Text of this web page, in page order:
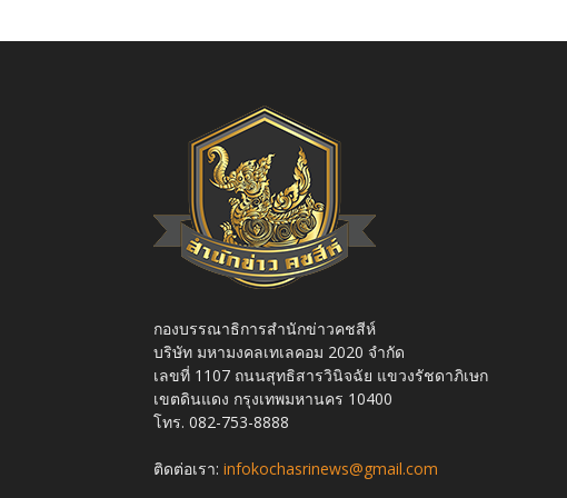
กองบรรณาธิการสำนักข่าวคชสีห์
บริษัท มหามงคลเทเลคอม 2020 จำกัด
เลขที่ 1107 ถนนสุทธิสารวินิจฉัย แขวงรัชดาภิเษก
เขตดินแดง กรุงเทพมหานคร 10400
โทร. 082-753-8888
ติดต่อเรา: infokochasrinews@gmail.com